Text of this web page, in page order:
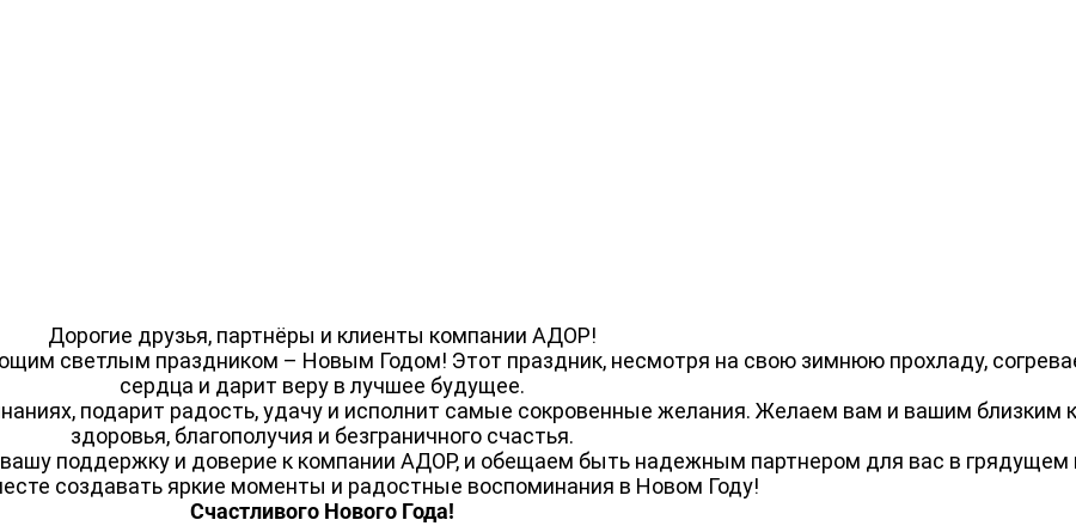
Дорогие друзья, партнёры и клиенты компании АДОР!
светлым праздником – Новым Годом! Этот праздник, несмотря на свою зимнюю прохладу,
сердца и дарит веру в лучшее будущее.
подарит радость, удачу и исполнит самые сокровенные желания. Желаем вам и вашим близким
здоровья, благополучия и безграничного счастья.
поддержку и доверие к компании АДОР, и обещаем быть надежным партнером для вас в грядущем
создавать яркие моменты и радостные воспоминания в Новом Году!
Счастливого Нового Года!